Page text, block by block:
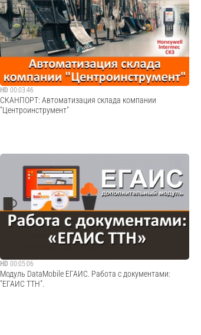
Компания "Таюр-Авто" - российский поставщик
аксессуаров, комплектующих и сопутствующих товаров
для грузового транспорта (тягачи, прицепы, автобусы,
спецтехника и тд.) ведущих марок: MAN, SCANIA,
MERCEDES BENZ, IVECO, VOLVO, RENAULT, М...
Cмотреть видео
HD 00:03:46
СКАНПОРТ: Автоматизация склада компании
"Центроинструмент"
Компания "Центроинструмент" уже 15 лет занимается
поставками садового и зимнего инвентаря, ручного и
измерительного инструмента ведущих мировых
производителей. Компания имеет оптовый
дистрибьюторский склад в Истринском районе
Подмосковья....
Cмотреть видео
HD 00:05:06
Модуль DataMobile ЕГАИС. Работа с документами:
"ЕГАИС ТТН".